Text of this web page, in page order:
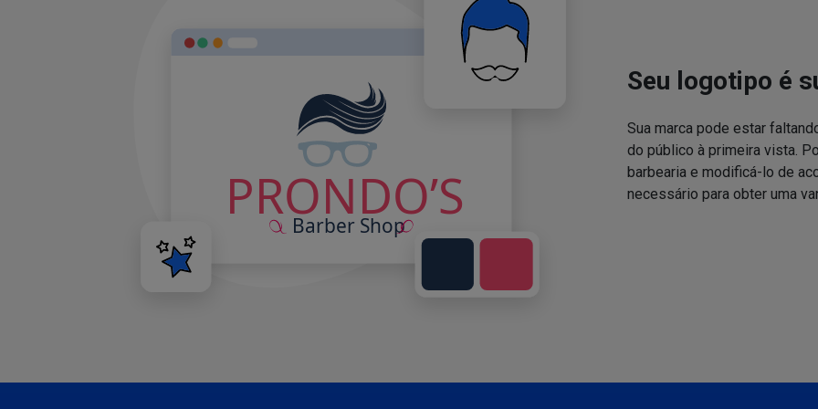
Seu logotipo é
Sua marca pode estar
do público à primeira vista.
barbearia e modificá-lo de
necessário para obter uma